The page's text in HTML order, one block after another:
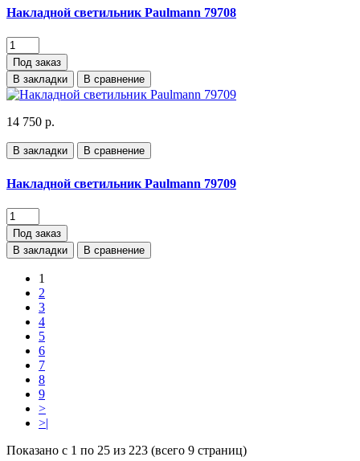
Накладной светильник Paulmann 79708
Под заказ
В закладки
В сравнение
14 750 р.
В закладки В сравнение
Накладной светильник Paulmann 79709
Под заказ
В закладки
В сравнение
1
2
3
4
5
6
7
8
9
>
>|
Показано с 1 по 25 из 223 (всего 9 страниц)